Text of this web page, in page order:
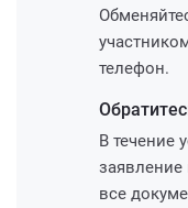
телефон.
В течение
все